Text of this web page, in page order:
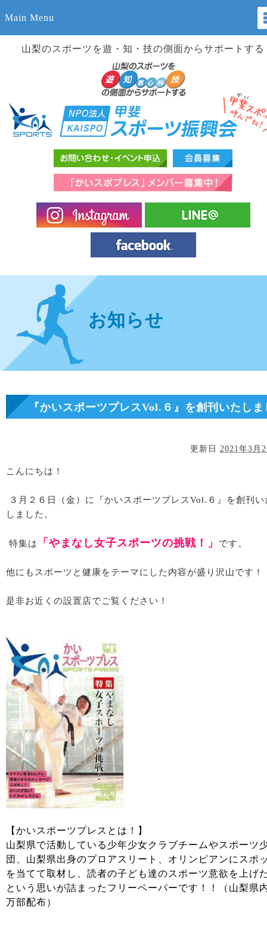
Main Menu
山梨のスポーツを遊・知・技の側面からサポートする
お知らせ
『かいスポーツプレスVol.６』を創刊いたしま
更新日 2021年3月
こんにちは！
３月２６日（金）に『かいスポーツプレスVol. ６』を創刊い
しました。
特集は 「やまなし女子スポーツの挑戦！」 です。
他にもスポーツと健康をテーマにした内容が盛り沢山です！
是非お近くの設置店でご覧ください！
【かいスポーツプレスとは！】
山梨県で活動している少年少女クラブチームやスポーツ
団、山梨県出身のプロアスリート、オリンピアンにスポ
を当てて取材し、読者の子ども達のスポーツ意欲を上げ
という思いが詰まったフリーペーパーです！！（山梨県
万部配布）